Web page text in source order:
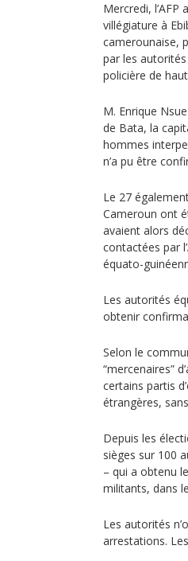
Mercredi, l’AFP
villégiature à
camerounaise,
par les
policière de
M. Enrique
de Bata, la
hommes
n’a pu être
Le 27
Cameroun ont
avaient alors
contactées par
équato-
Les autorités
obtenir
Selon le
“mercenaires”
certains partis
étrangères,
Depuis les
sièges sur 100
– qui a obtenu
militants, dans
Les autorités
arrestations.